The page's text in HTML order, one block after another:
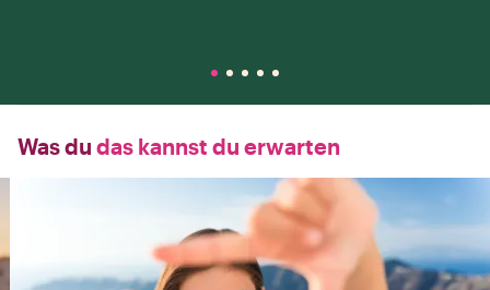
Was du das kannst du erwarten